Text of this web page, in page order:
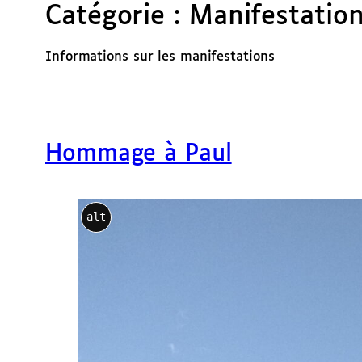
Catégorie :
Informations sur les manifestations
Hommage à Paul
alt